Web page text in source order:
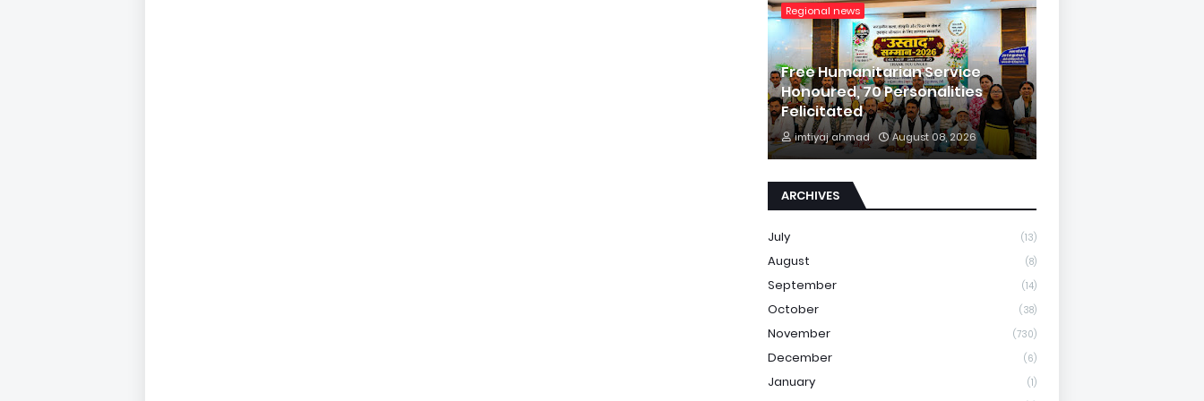
Regional news
Free Humanitarian Service
Honoured, 70 Personalities
Felicitated
imtiyaj ahmad August 08, 2026
ARCHIVES
July (13)
August (8)
September (14)
October (38)
November (730)
December (6)
January (1)